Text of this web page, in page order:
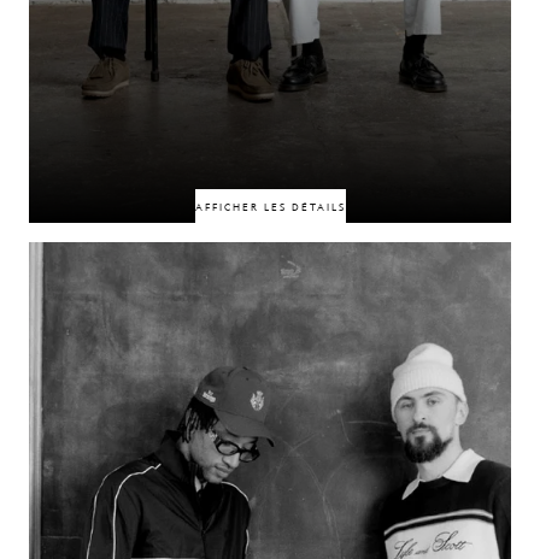
AFFICHER LES DÉTAILS
50% DE RÉDUCTION 50% DE RÉDUCTION
Liés par la comédie et une vision commune du monde, Joseph Charm et
Tom Nestor incarnent une nouvelle complicité née de l’humour. Leur duo
se caractérise par leur personnalité, leur sens du timing et cette alchimie
naturelle qui naît lorsqu’on fait rire les gens et qu’on trouve ainsi un
terrain d’entente.